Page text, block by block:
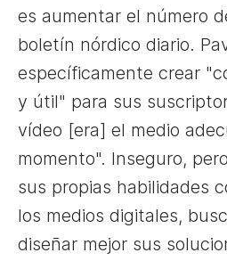
es aumentar el número
boletín nórdico diario.
específicamente crear
y útil" para sus
vídeo [era] el medio
momento". Inseguro,
sus propias habilidades
los medios digitales,
diseñar mejor sus